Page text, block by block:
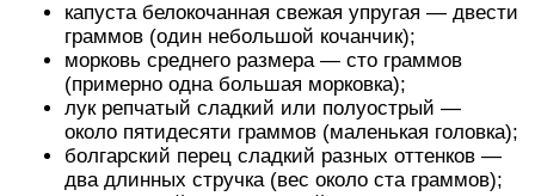
капуста белокочанная свежая упругая — двести
граммов (один небольшой кочанчик);
морковь среднего размера — сто граммов
(примерно одна большая морковка);
лук репчатый сладкий или полуострый —
около пятидесяти граммов (маленькая головка);
болгарский перец сладкий разных оттенков —
два длинных стручка (вес около ста граммов);